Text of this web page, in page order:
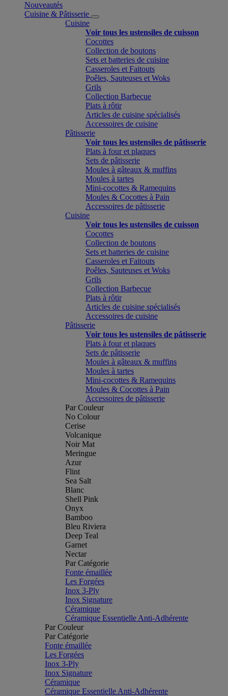
Nouveautés
Cuisine & Pâtisserie
Cuisine
Voir tous les ustensiles de cuisson
Cocottes
Collection de boutons
Sets et batteries de cuisine
Casseroles et Faitouts
Poêles, Sauteuses et Woks
Grils
Collection Barbecue
Plats à rôtir
Articles de cuisine spécialisés
Accessoires de cuisine
Pâtisserie
Voir tous les ustensiles de pâtisserie
Plats à four et plaques
Sets de pâtisserie
Moules à gâteaux & muffins
Moules à tartes
Mini-cocottes & Ramequins
Moules & Cocottes à Pain
Accessoires de pâtisserie
Cuisine
Voir tous les ustensiles de cuisson
Cocottes
Collection de boutons
Sets et batteries de cuisine
Casseroles et Faitouts
Poêles, Sauteuses et Woks
Grils
Collection Barbecue
Plats à rôtir
Articles de cuisine spécialisés
Accessoires de cuisine
Pâtisserie
Voir tous les ustensiles de pâtisserie
Plats à four et plaques
Sets de pâtisserie
Moules à gâteaux & muffins
Moules à tartes
Mini-cocottes & Ramequins
Moules & Cocottes à Pain
Accessoires de pâtisserie
Par Couleur
No Colour
Cerise
Volcanique
Noir Mat
Meringue
Azur
Flint
Sea Salt
Blanc
Shell Pink
Onyx
Bamboo
Bleu Riviera
Deep Teal
Garnet
Nectar
Par Catégorie
Fonte émaillée
Les Forgées
Inox 3-Ply
Inox Signature
Céramique
Céramique Essentielle Anti-Adhérente
Par Couleur
Par Catégorie
Fonte émaillée
Les Forgées
Inox 3-Ply
Inox Signature
Céramique
Céramique Essentielle Anti-Adhérente